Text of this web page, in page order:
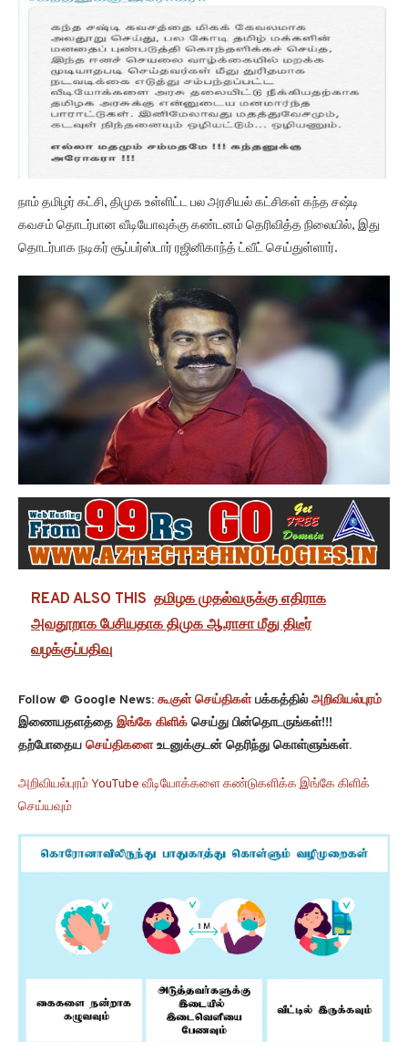
நாம் தமிழர் கட்சி, திமுக உள்ளிட்ட பல அரசியல் கட்சிகள் கந்த சஷ்டி
கவசம் தொடர்பான வீடியோவுக்கு கண்டனம் தெரிவித்த நிலையில், இது
தொடர்பாக நடிகர் சூப்பர்ஸ்டார் ரஜினிகாந்த் ட்வீட் செய்துள்ளார்.
READ ALSO THIS தமிழக முதல்வருக்கு எதிராக
அவதூறாக பேசியதாக திமுக ஆ.ராசா மீது திடீர்
வழக்குப்பதிவு
Follow @ Google News: கூகுள் செய்திகள்பக்கத்தில் அறிவியல்புரம்
இணையதளத்தை இங்கே கிளிக் செய்து பின்தொடருங்கள்!!!
தற்போதைய செய்திகளைஉடனுக்குடன் தெரிந்து கொள்ளுங்கள்.
அறிவியல்புரம் YouTube வீடியோக்களை கண்டுகளிக்க இங்கே கிளிக்
செய்யவும்